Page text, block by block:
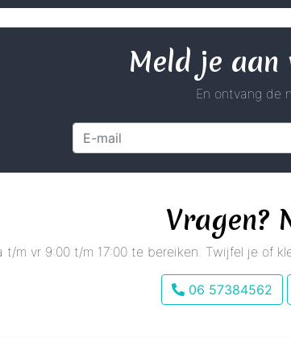
Meld je
En ontvang de
Vragen?
t/m vr 9:00 t/m 17:00 te bereiken. Twijfel je of
06 57384562